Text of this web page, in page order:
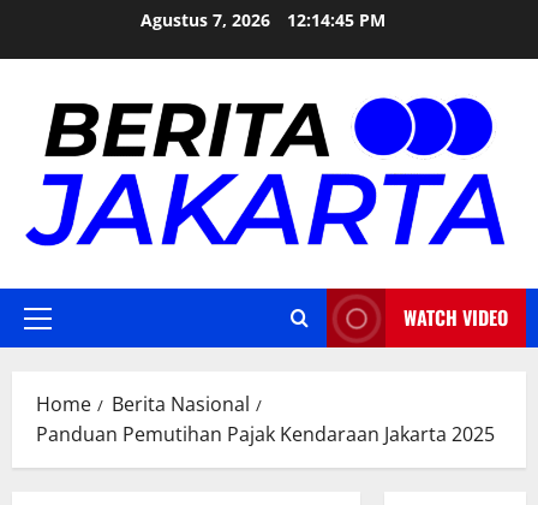
Agustus 7, 2026 12:14:47 PM
Primary
WATCH VIDEO
Home
Berita Nasional
Panduan Pemutihan Pajak Kendaraan Jakarta 2025